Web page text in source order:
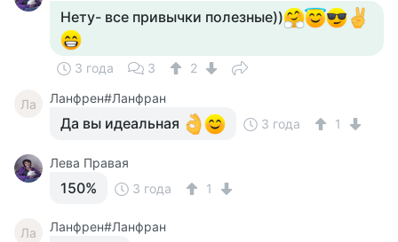
Нету- все привычки полезные))
3 года 3 2
Ла Ланфрен#Ланфран
Да вы идеальная 3 года 1
Лева Правая
150% 3 года 1
Ла Ланфрен#Ланфран